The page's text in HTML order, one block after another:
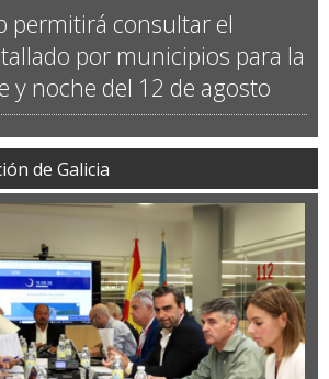
permitirá consultar el
por municipios para la
y noche del 12 de agosto
de Galicia